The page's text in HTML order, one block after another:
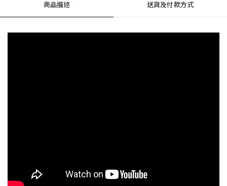
商品描述 送貨及付款方式